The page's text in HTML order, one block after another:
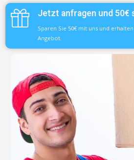
Jetzt anfragen und 50€
Sparen Sie 50€ mit uns und
Angebot.